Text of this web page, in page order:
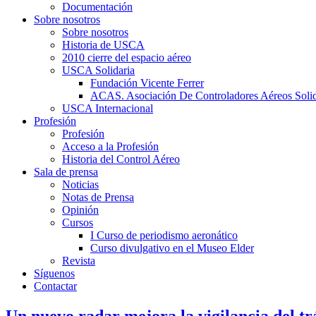
Documentación
Sobre nosotros
Sobre nosotros
Historia de USCA
2010 cierre del espacio aéreo
USCA Solidaria
Fundación Vicente Ferrer
ACAS. Asociación De Controladores Aéreos
USCA Internacional
Profesión
Profesión
Acceso a la Profesión
Historia del Control Aéreo
Sala de prensa
Noticias
Notas de Prensa
Opinión
Cursos
I Curso de periodismo aeronático
Curso divulgativo en el Museo Elder
Revista
Síguenos
Contactar